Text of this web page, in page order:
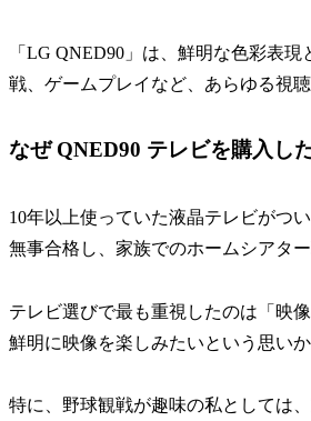
「LG QNED90」は、鮮明な色彩表
戦、ゲームプレイなど、あらゆる視
なぜ QNED90 テレビを購入し
10年以上使っていた液晶テレビがつ
無事合格し、家族でのホームシアタ
テレビ選びで最も重視したのは「映
鮮明に映像を楽しみたいという思い
特に、野球観戦が趣味の私としては